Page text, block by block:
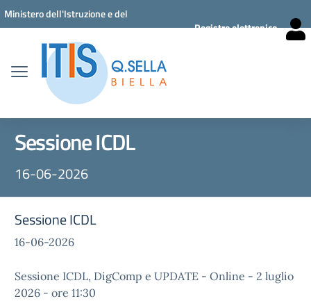
Vai ai contenuti
Vai al menu di navigazione
Vai al footer
Ministero dell'Istruzione e del
Registro elettronico
Sessione ICDL
16-06-2026
Sessione ICDL
16-06-2026
Sessione ICDL, DigComp e UPDATE - Online - 2 luglio
2026 - ore 11:30